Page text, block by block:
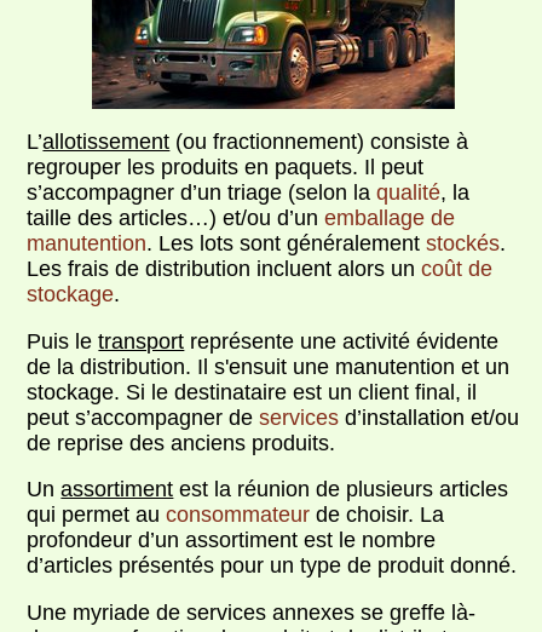
L’allotissement (ou fractionnement) consiste à
regrouper les produits en paquets. Il peut
s’accompagner d’un triage (selon laqualité, la
taille des articles…) et/ou d’unemballage de
manutention. Les lots sont généralementstockés.
Les frais de distribution incluent alors uncoût de
stockage.
Puis letransport représente une activité évidente
de la distribution. Il s'ensuit une manutention et un
stockage. Si le destinataire est un client final, il
peut s’accompagner deservices d’installation et/ou
de reprise des anciens produits.
Unassortiment est la réunion de plusieurs articles
qui permet auconsommateur de choisir. La
profondeur d’un assortiment est le nombre
d’articles présentés pour un type de produit donné.
Une myriade de services annexes se greffe là-